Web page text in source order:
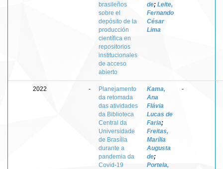
brasileños
sobre el
depósito de la
producción
científica en
repositorios
institucionales
de acceso
abierto
de; Leite,
Fernando
César
Lima
2022 -
Planejamento
da retomada
das atividades
da Biblioteca
Central da
Universidade
de Brasília
durante a
pandemia da
Covid-19
Kama,
Ana
Flávia
Lucas de
Faria;
Freitas,
Marília
Augusta
de;
Portela,
-